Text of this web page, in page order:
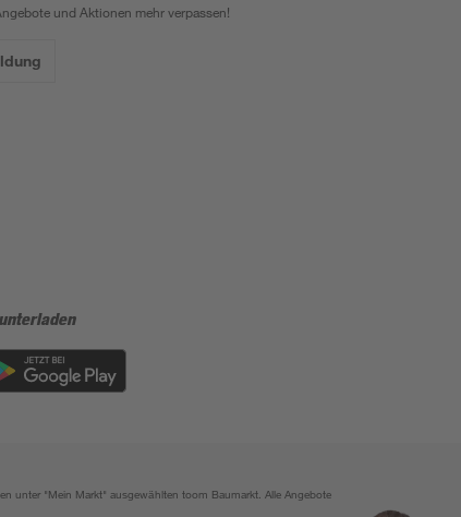
und Aktionen mehr verpassen!
unter "Mein Markt" ausgewählten toom Baumarkt. Alle Angebote